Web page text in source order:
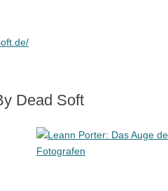
Dead Soft